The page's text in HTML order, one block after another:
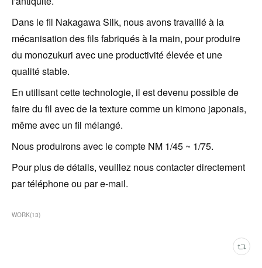
Dans le fil Nakagawa Silk, nous avons travaillé à la
mécanisation des fils fabriqués à la main, pour produire
du monozukuri avec une productivité élevée et une
qualité stable.
En utilisant cette technologie, il est devenu possible de
faire du fil avec de la texture comme un kimono japonais,
même avec un fil mélangé.
Nous produirons avec le compte NM 1/45 ~ 1/75.
Pour plus de détails, veuillez nous contacter directement
par téléphone ou par e-mail.
WORK(13)